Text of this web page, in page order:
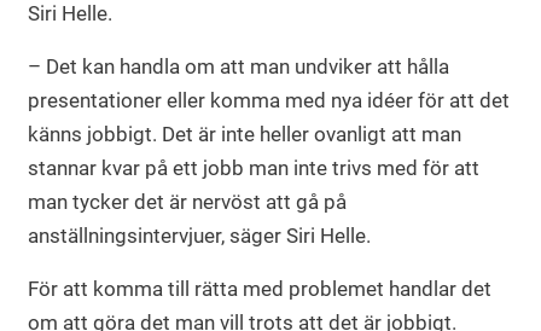
Siri Helle.
– Det kan handla om att man undviker att hålla
presentationer eller komma med nya idéer för att det
känns jobbigt. Det är inte heller ovanligt att man
stannar kvar på ett jobb man inte trivs med för att
man tycker det är nervöst att gå på
anställningsintervjuer, säger Siri Helle.
För att komma till rätta med problemet handlar det
om att göra det man vill trots att det är jobbigt.